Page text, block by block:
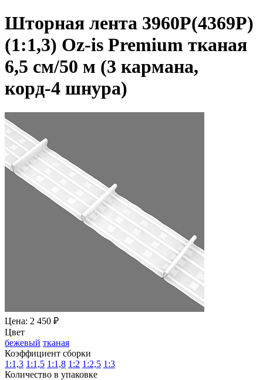
Шторная лента 3960P(4369P)
(1:1,3) Oz-is Premium тканая
6,5 см/50 м (3 кармана,
корд-4 шнура)
Цена: 2 450 ₽
Цвет
бежевый тканая
Коэффициент сборки
1:1,3 1:1,5 1:1,8 1:2 1:2,5 1:3
Количество в упаковке